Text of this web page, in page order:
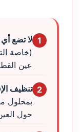
1 لا تضع
(خاصة
عين
2 تنظيف
بمحلول
حول